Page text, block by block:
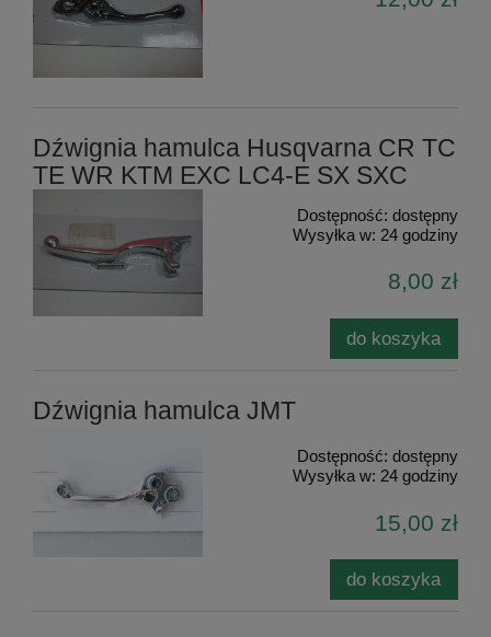
Dźwignia hamulca Husqvarna CR TC
TE WR KTM EXC LC4-E SX SXC
Dostępność: dostępny
Wysyłka w: 24 godziny
8,00 zł
do koszyka
Dźwignia hamulca JMT
Dostępność: dostępny
Wysyłka w: 24 godziny
15,00 zł
do koszyka